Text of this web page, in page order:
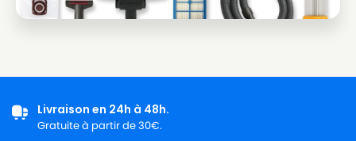
Livraison en 24h à 48h.
Gratuite à partir de 30€.